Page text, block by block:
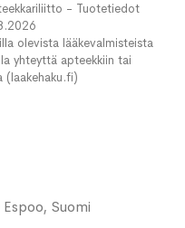
- Tuotetiedot
olevista lääkevalmisteista
yhteyttä apteekkiin tai
(laakehaku.fi)
Suomi